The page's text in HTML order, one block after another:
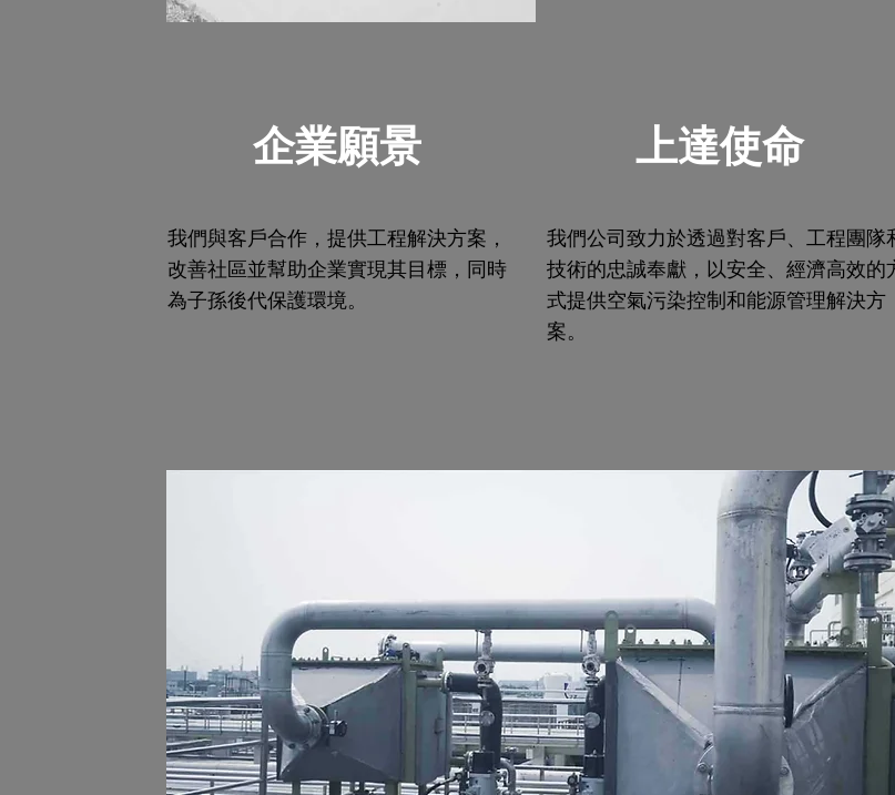
企業願景 上達使命
我們與客戶合作，提供工程解決方案，
改善社區並幫助企業實現其目標，同時
為子孫後代保護環境。
我們公司致力於透過對客戶、工程團隊
技術的忠誠奉獻，以安全、經濟高效的
式提供空氣污染控制和能源管理解決方
案。